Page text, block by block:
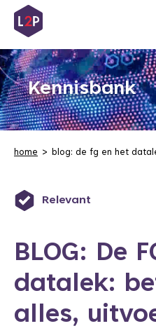
Kennisbank
home blog: de fg en het datalek:
Pragmatisch
BLOG: De
datalek:
alles,